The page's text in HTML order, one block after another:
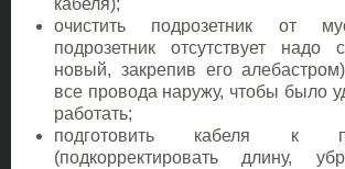
кабеля);
очистить подрозетник от
подрозетник отсутствует надо
новый, закрепив его
все провода наружу, чтобы было
работать;
подготовить кабеля к
(подкорректировать длину,